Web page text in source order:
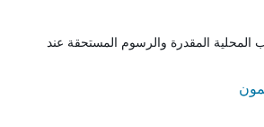
المقدرة والرسوم المستحقة عند